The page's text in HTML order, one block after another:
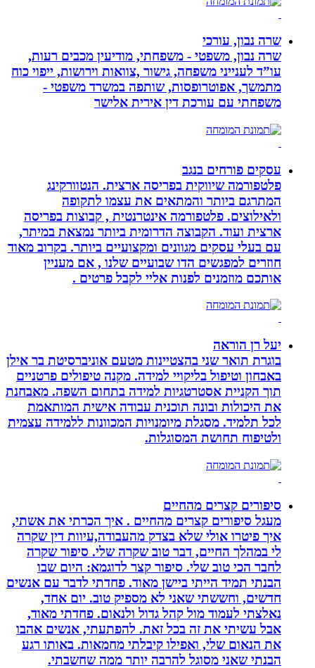
שרה נבון, עורכי
שרה נבון, משפטי - משפחתי, מודיעין מכבים רעות,
עו”ד לענייני משפחה, גישור ,צוואות וירושות, ייפוי כוח
מתמשך, אפוטרופסות, שותפה במשרד משפטי -
משפחתי עם עורכת דין אירית אלישר
עסקים פורחים בנגב
פלטפורמה שיווקית בפריסה ארצית. הנטוורקינג
המתרגם ביותר והמתאים את עצמו לתקופה
ולאילוצים. פלטפורמה אינטרנטית , קבוצות בפריסה
ארצית ועוד. הקבוצה הדרומית ביותר נמצאת במיתר,
עם בעלי עסקים מגוונים ומקצועיים ביותר. בקרוב מאוד
חוזרים למפגשים הדו שבועיים שלנו , אם מעניין
אותכם מוזמנים לפנות אליי לקבל פרטים .
יעל רן הוראה
בוגרת תואר שני בהצטיינות מטעם אוניברסיטת בר אילן
באבחון וטיפול בליקויי למידה. מקנה טיפולים פרטניים
תוך הקניית אסטרטגיות למידה בתחום השפה. מאבחנת
את היכולות ובונה תוכנית עבודה אישית המותאמת
לכל תלמיד. מסגלת מיומנויות המכוונות ללמידה עצמית
ולטיפוח תחושת המסוגלות.
סיפורים קצרים מהחיים
מעגל סיפורים קצרים מהחיים . איך הכרתי את אשתי,
איך פיטרו אולי שלא בצדק מהעבודה,עיוות דין שקרה
לי במהלך החיים, דבר טוב שקרה שלי. סיפור שקרה
לחבר הכי טוב שלי. סיפור קצר לדוגמא: היום שבו
הבנתי תמיד הייתי ביישן מאוד. פחדתי לדבר עם אנשים
חדשים, וחששתי שאני לא מספיק טוב. יום אחד,
נאלצתי לעמוד מול קהל גדול ולנאום. פחדתי מאוד,
אבל עשיתי את זה בכל זאת. להפתעתי, אנשים אהבו
את הנאום שלי, ואפילו קיבלתי מחמאות. באותו רגע
הבנתי שאני מסוגל להרבה יותר ממה שחשבתי.